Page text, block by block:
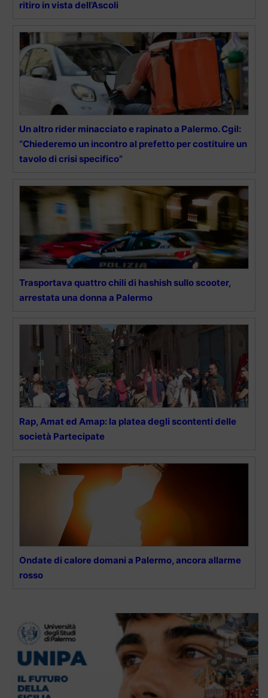
ritiro in vista dell’Ascoli
Un altro rider minacciato e rapinato a Palermo. Cgil:
“Chiederemo un incontro al prefetto per costituire un
tavolo di crisi specifico”
Trasportava quattro chili di hashish sullo scooter,
arrestata una donna a Palermo
Rap, Amat ed Amap: la platea degli scontenti delle
società Partecipate
Ondate di calore domani a Palermo, ancora allarme
rosso